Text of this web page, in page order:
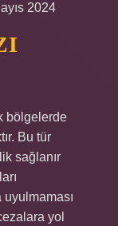
2024
bölgelerde
Bu tür
sağlanır
yol